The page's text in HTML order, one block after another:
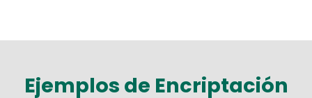
Ejemplos de Encriptación